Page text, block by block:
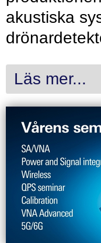
akustiska
Läs mer...